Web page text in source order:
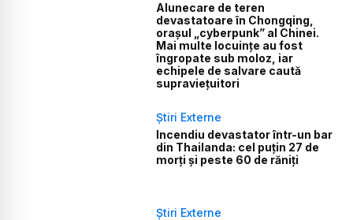
Alunecare de teren
devastatoare în Chongqing,
orașul „cyberpunk” al Chinei.
Mai multe locuințe au fost
îngropate sub moloz, iar
echipele de salvare caută
supraviețuitori
Știri Externe
Incendiu devastator într-un bar
din Thailanda: cel puțin 27 de
morți și peste 60 de răniți
Știri Externe